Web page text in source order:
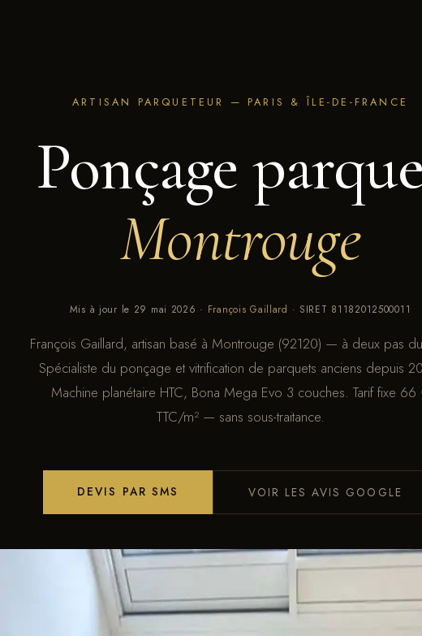
ARTISAN PARQUETEUR — PARIS & ÎLE-DE-FRANCE
Ponçage
Montrouge
Mis à jour le 29 mai 2026 · François Gaillard · SIRET 81182012500011
François Gaillard, artisan basé à Montrouge (92120) — à deux pas
Spécialiste du ponçage et vitrification de parquets anciens depuis
Machine planétaire HTC, Bona Mega Evo 3 couches. Tarif fixe
TTC/m² — sans sous-traitance.
DEVIS PAR SMS VOIR LES AVIS GOOGLE